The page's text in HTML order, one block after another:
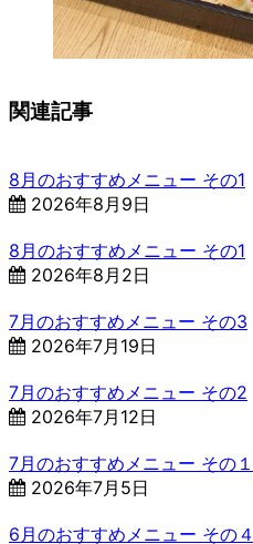
関連記事
8月のおすすめメニュー その1
2026年8月9日
8月のおすすめメニュー その1
2026年8月2日
7月のおすすめメニュー その3
2026年7月19日
7月のおすすめメニュー その2
2026年7月12日
7月のおすすめメニュー その１
2026年7月5日
6月のおすすめメニュー その４